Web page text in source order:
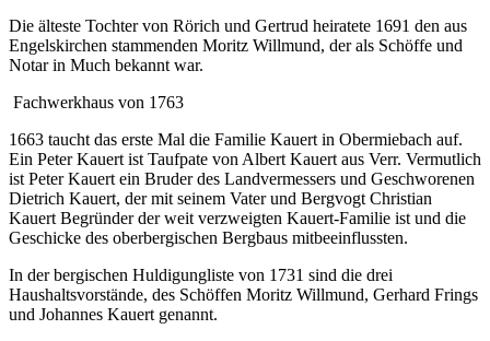
Die älteste Tochter von Rörich und Gertrud heiratete 1691 den aus
Engelskirchen stammenden Moritz Willmund, der als Schöffe und
Notar in Much bekannt war.
Fachwerkhaus von 1763
1663 taucht das erste Mal die Familie Kauert in Obermiebach auf.
Ein Peter Kauert ist Taufpate von Albert Kauert aus Verr. Vermutlich
ist Peter Kauert ein Bruder des Landvermessers und Geschworenen
Dietrich Kauert, der mit seinem Vater und Bergvogt Christian
Kauert Begründer der weit verzweigten Kauert-Familie ist und die
Geschicke des oberbergischen Bergbaus mitbeeinflussten.
In der bergischen Huldigungliste von 1731 sind die drei
Haushaltsvorstände, des Schöffen Moritz Willmund, Gerhard Frings
und Johannes Kauert genannt.